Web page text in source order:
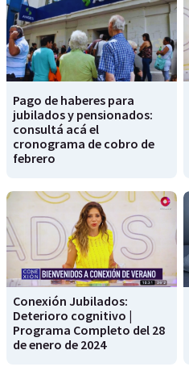
Pago de haberes para
jubilados y pensionados:
consultá acá el
cronograma de cobro de
febrero
Conexión Jubilados:
Deterioro cognitivo |
Programa Completo del 28
de enero de 2024